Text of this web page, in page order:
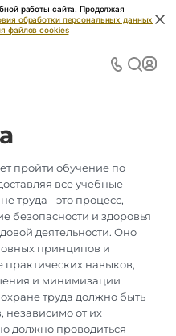
работы сайта. Продолжая
обработки персональных данных
файлов cookies
пройти обучение по
все учебные
труда - это процесс,
безопасности и здоровья
деятельности. Оно
принципов и
практических навыков,
и минимизации
труда должно быть
независимо от их
должно проводиться